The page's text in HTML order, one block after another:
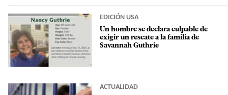
EDICIÓN USA
Un hombre se declara culpable de
exigir un rescate a la familia de
Savannah Guthrie
ACTUALIDAD